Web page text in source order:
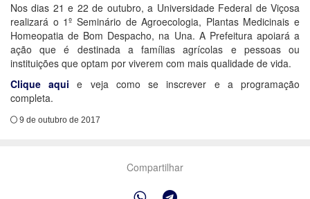
Nos dias 21 e 22 de outubro, a Universidade Federal de Viçosa
realizará o 1º Seminário de Agroecologia, Plantas Medicinais e
Homeopatia de Bom Despacho, na Una. A Prefeitura apoiará a
ação que é destinada a famílias agrícolas e pessoas ou
instituições que optam por viverem com mais qualidade de vida.
Clique aqui e veja como se inscrever e a programação
completa.
9 de outubro de 2017
Compartilhar